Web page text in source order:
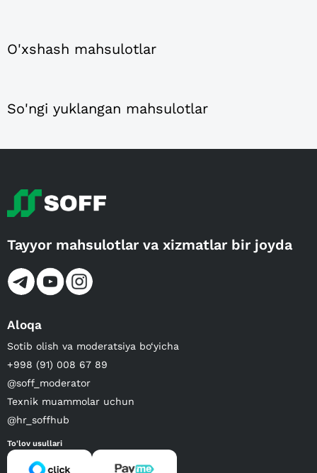
O'xshash mahsulotlar
So'ngi yuklangan mahsulotlar
Tayyor mahsulotlar va xizmatlar bir joyda
Aloqa
Sotib olish va moderatsiya bo‘yicha
+998 (91) 008 67 89
@soff_moderator
Texnik muammolar uchun
@hr_soffhub
To'lov usullari